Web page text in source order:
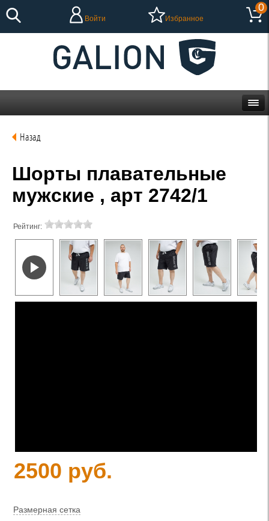
Войти Избранное
0
Назад
Шорты плавательные
мужские , арт 2742/1
Рейтинг:
2500 руб.
Размерная сетка